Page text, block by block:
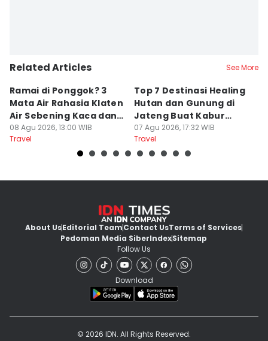
Related Articles See More
Ramai di Ponggok? 3
Mata Air Rahasia Klaten
Air Sebening Kaca dan
Masih Sepi
08 Agu 2026, 13:00 WIB
Travel
Top 7 Destinasi Healing
Hutan dan Gunung di
Jateng Buat Kabur
Sejenak, Under Rp200
Ribu
07 Agu 2026, 17:32 WIB
Travel
About UsEditorial TeamContact UsTerms of Services
Pedoman Media SiberIndexSitemap
Follow Us
Download
© 2026 IDN. All Rights Reserved.